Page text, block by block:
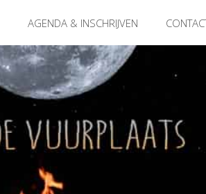
AGENDA & INSCHRIJVEN